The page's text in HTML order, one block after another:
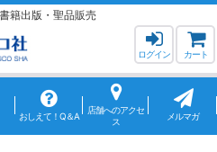
籍出版・聖品販売
ログイン カート
おしえて！Q＆A
店舗へのアクセ
ス
メルマガ